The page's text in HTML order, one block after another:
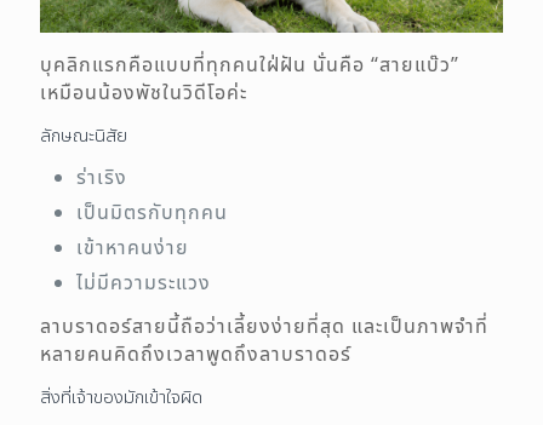
บุคลิกแรกคือแบบที่ทุกคนใฝ่ฝัน นั่นคือ “สายแบ๊ว”
เหมือนน้องพัชในวิดีโอค่ะ
ลักษณะนิสัย
ร่าเริง
เป็นมิตรกับทุกคน
เข้าหาคนง่าย
ไม่มีความระแวง
ลาบราดอร์สายนี้ถือว่าเลี้ยงง่ายที่สุด และเป็นภาพจำที่
หลายคนคิดถึงเวลาพูดถึงลาบราดอร์
สิ่งที่เจ้าของมักเข้าใจผิด